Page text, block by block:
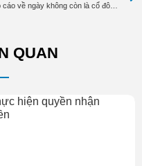
năm 2023 với doanh thu
lãi ròng đạt hơn 364 tỷ
cho biết nguyên nhân do
thu bán hàng tại dự án
giảm chi phí bán hàng
Báo cáo về ngày không còn là cổ đông lớn
QUAN
hiện quyền nhận